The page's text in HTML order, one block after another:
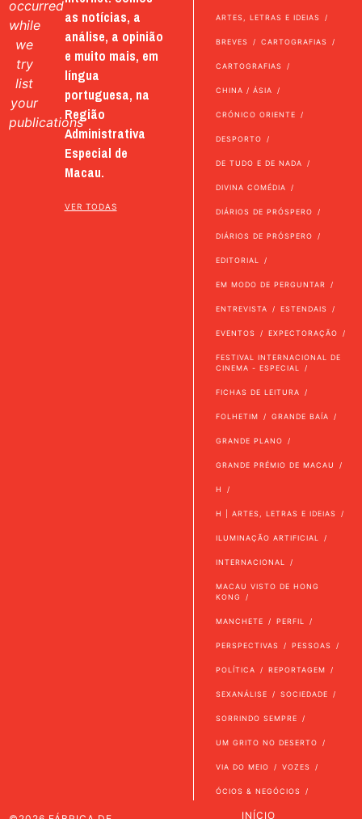
occurred
while
we
try
list
your
publications
as notícias, a
análise, a opinião
e muito mais, em
língua
portuguesa, na
Região
Administrativa
Especial de
Macau.
VER TODAS
ARTES, LETRAS E IDEIAS
BREVES CARTOGRAFIAS
CARTOGRAFIAS
CHINA / ÁSIA
CRÓNICO ORIENTE
DESPORTO
DE TUDO E DE NADA
DIVINA COMÉDIA
DIÁRIOS DE PRÓSPERO
DIÁRIOS DE PRÓSPERO
EDITORIAL
EM MODO DE PERGUNTAR
ENTREVISTA ESTENDAIS
EVENTOS EXPECTORAÇÃO
FESTIVAL INTERNACIONAL DE
CINEMA - ESPECIAL
FICHAS DE LEITURA
FOLHETIM GRANDE BAÍA
GRANDE PLANO
GRANDE PRÉMIO DE MACAU
H
H | ARTES, LETRAS E IDEIAS
ILUMINAÇÃO ARTIFICIAL
INTERNACIONAL
MACAU VISTO DE HONG
KONG
MANCHETE PERFIL
PERSPECTIVAS PESSOAS
POLÍTICA REPORTAGEM
SEXANÁLISE SOCIEDADE
SORRINDO SEMPRE
UM GRITO NO DESERTO
VIA DO MEIO VOZES
ÓCIOS & NEGÓCIOS
INÍCIO